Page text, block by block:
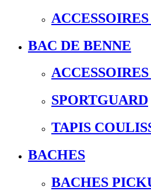
BAC DE BENNE
SPORTGUARD
TAPIS
BACHES
BACHES